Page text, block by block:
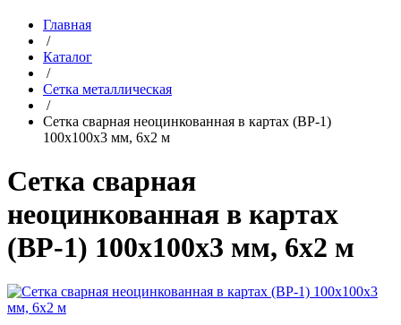
Главная
/
Каталог
/
Сетка металлическая
/
Сетка сварная неоцинкованная в картах (ВР-1)
100x100x3 мм, 6x2 м
Сетка сварная
неоцинкованная в картах
(ВР-1) 100x100x3 мм, 6x2 м